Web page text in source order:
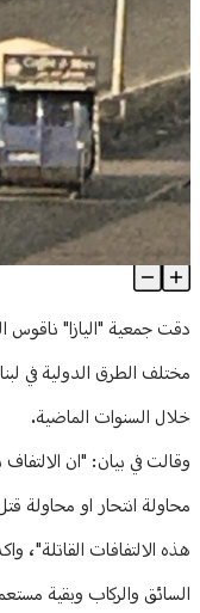
ثقافة ومجتمع
منوعات
وليد جنبلاطالحزب
ابحث
"اليازا" تحذر من وجود
Article Content
دقت جمعية "اليازا" ناقوس
مختلف الطرق الدولية في
خلال السنوات الماضية.
وقالت في بيان: "ان
محاولة انتحار او محاولة
هذه الالتفافات القاتلة"،
السائق والركاب وبقية